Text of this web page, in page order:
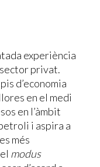
experiència
privat.
d’economia
en el medi
en l’àmbit
i aspira a
més
modus